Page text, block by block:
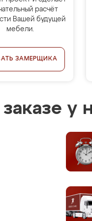
расчёт
Вашей будущей
мебели.
ЗАМЕРЩИКА
у